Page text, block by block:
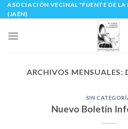
Skip
to
content
ASOCIACIÓN VECINAL "FUENTE DE LA
(JAÉN)
ARCHIVOS MENSUALES:
SIN
Nuevo Boletín